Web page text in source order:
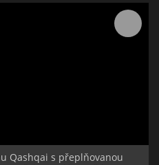
Qashqai s přeplňovanou